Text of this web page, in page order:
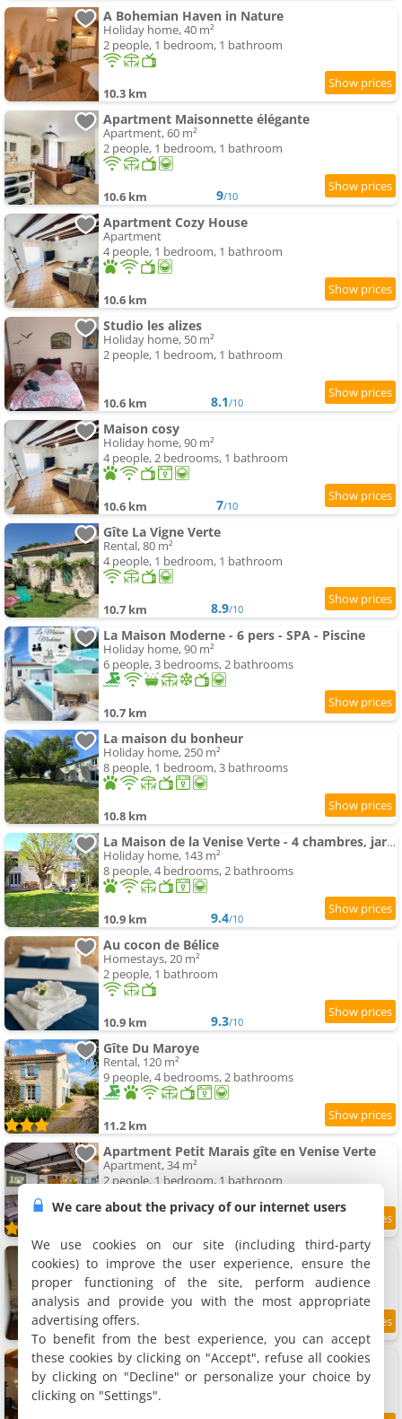
A Bohemian Haven in Nature
Holiday home, 40 m²
2 people, 1 bedroom, 1 bathroom
10.3 km
Apartment Maisonnette élégante
Apartment, 60 m²
2 people, 1 bedroom, 1 bathroom
10.6 km 9/10
Apartment Cozy House
Apartment
4 people, 1 bedroom, 1 bathroom
10.6 km
Studio les alizes
Holiday home, 50 m²
2 people, 1 bedroom, 1 bathroom
10.6 km 8.1/10
Maison cosy
Holiday home, 90 m²
4 people, 2 bedrooms, 1 bathroom
10.6 km 7/10
Gîte La Vigne Verte
Rental, 80 m²
4 people, 1 bedroom, 1 bathroom
10.7 km 8.9/10
La Maison Moderne - 6 pers - SPA - Piscine
Holiday home, 90 m²
6 people, 3 bedrooms, 2 bathrooms
10.7 km
La maison du bonheur
Holiday home, 250 m²
8 people, 1 bedroom, 3 bathrooms
10.8 km
La Maison de la Venise Verte - 4 chambres, jardin
Holiday home, 143 m²
8 people, 4 bedrooms, 2 bathrooms
10.9 km 9.4/10
Au cocon de Bélice
Homestays, 20 m²
2 people, 1 bathroom
10.9 km 9.3/10
Gîte Du Maroye
Rental, 120 m²
9 people, 4 bedrooms, 2 bathrooms
11.2 km
Apartment Petit Marais gîte en Venise Verte
Apartment, 34 m²
2 people, 1 bedroom, 1 bathroom
La maison du bonheur
Holiday home, 30 m²
2 people, 1 bedroom, 1 bathroom
11.3 km /10
Marais poitevin, Gîte D'andréa
Rental, 150 m²
11 people, 4 bedrooms, 2 bathrooms
We care about the privacy of our internet users
We use cookies on our site (including third-party
cookies) to improve the user experience, ensure the
proper functioning of the site, perform audience
analysis and provide you with the most appropriate
advertising offers.
To benefit from the best experience, you can accept
these cookies by clicking on "Accept", refuse all cookies
by clicking on "Decline" or personalize your choice by
clicking on "Settings".